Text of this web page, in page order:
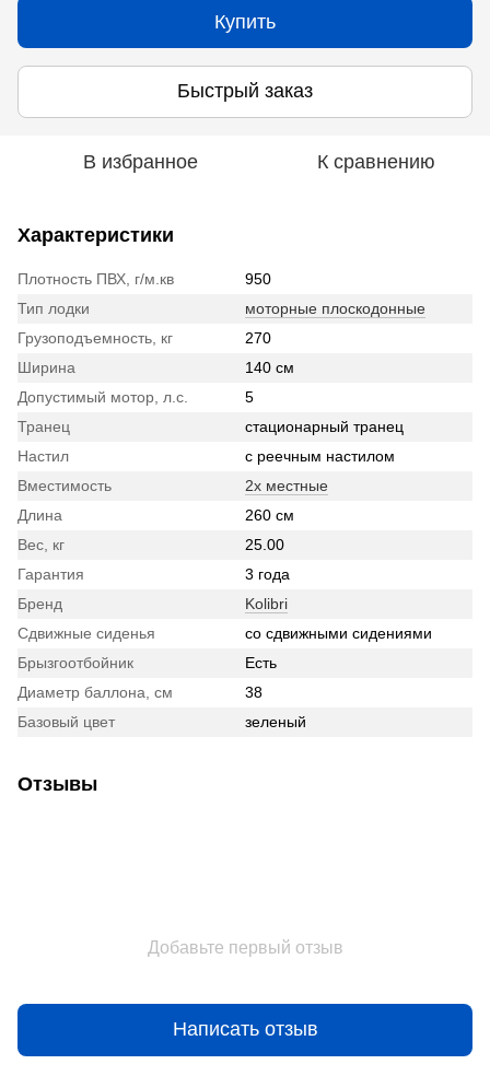
Купить
Быстрый заказ
В избранное К сравнению
Характеристики
Плотность ПВХ, г/м.кв
950
Тип лодки
моторные плоскодонные
Грузоподъемность, кг
270
Ширина
140 см
Допустимый мотор, л.с.
5
Транец
стационарный транец
Настил
с реечным настилом
Вместимость
2х местные
Длина
260 см
Вес, кг
25.00
Гарантия
3 года
Бренд
Kolibri
Сдвижные сиденья
со сдвижными сидениями
Брызгоотбойник
Есть
Диаметр баллона, см
38
Базовый цвет
зеленый
Отзывы
Добавьте первый отзыв
Написать отзыв